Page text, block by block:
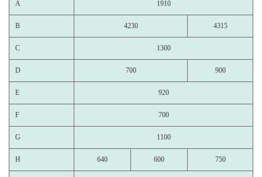
A 1910
B 4230 4315
C 1300
D 700 900
E 920
F 700
G 1100
H 640 600 750